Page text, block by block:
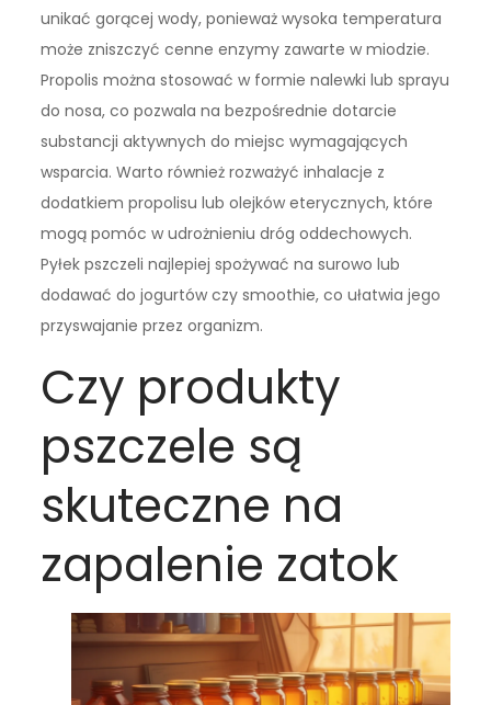
unikać gorącej wody, ponieważ wysoka temperatura
może zniszczyć cenne enzymy zawarte w miodzie.
Propolis można stosować w formie nalewki lub sprayu
do nosa, co pozwala na bezpośrednie dotarcie
substancji aktywnych do miejsc wymagających
wsparcia. Warto również rozważyć inhalacje z
dodatkiem propolisu lub olejków eterycznych, które
mogą pomóc w udrożnieniu dróg oddechowych.
Pyłek pszczeli najlepiej spożywać na surowo lub
dodawać do jogurtów czy smoothie, co ułatwia jego
przyswajanie przez organizm.
Czy produkty
pszczele są
skuteczne na
zapalenie zatok